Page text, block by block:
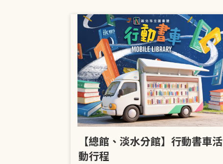
【總館、淡水分館】行動書車活
動行程